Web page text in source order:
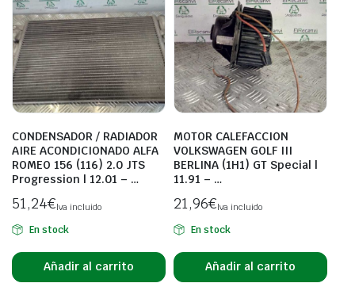
CONDENSADOR / RADIADOR
AIRE ACONDICIONADO ALFA
ROMEO 156 (116) 2.0 JTS
Progression | 12.01 – …
51,24€Iva incluido
En stock
Añadir al carrito
MOTOR CALEFACCION
VOLKSWAGEN GOLF III
BERLINA (1H1) GT Special |
11.91 – …
21,96€Iva incluido
En stock
Añadir al carrito